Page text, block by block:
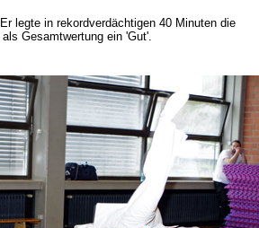
legte in rekordverdächtigen 40 Minuten die
Gesamtwertung ein 'Gut'.